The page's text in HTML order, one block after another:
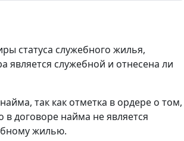
статуса служебного жилья,
является служебной и отнесена ли
так как отметка в ордере о том,
в договоре найма не является
жилью.